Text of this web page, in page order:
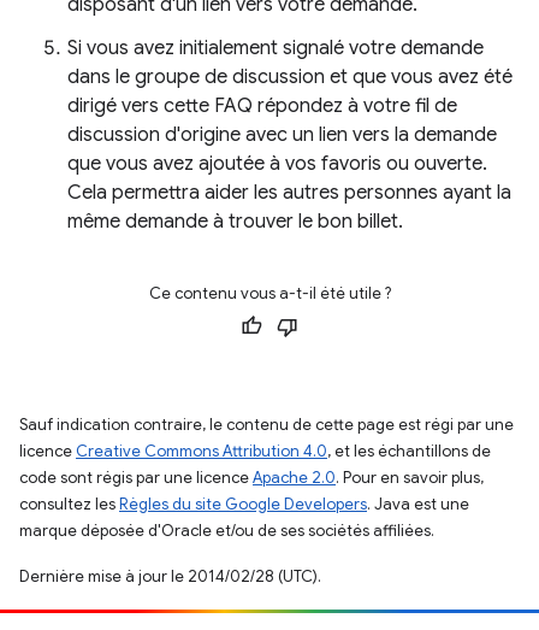
disposant d'un lien vers votre demande.
Si vous avez initialement signalé votre demande
dans le groupe de discussion et que vous avez été
dirigé vers cette FAQ répondez à votre fil de
discussion d'origine avec un lien vers la demande
que vous avez ajoutée à vos favoris ou ouverte.
Cela permettra aider les autres personnes ayant la
même demande à trouver le bon billet.
Ce contenu vous a-t-il été utile ?
Sauf indication contraire, le contenu de cette page est régi par une
licence Creative Commons Attribution 4.0, et les échantillons de
code sont régis par une licenceApache 2.0. Pour en savoir plus,
consultez lesRègles du site Google Developers. Java est une
marque déposée d'Oracle et/ou de ses sociétés affiliées.
Dernière mise à jour le 2014/02/28 (UTC).